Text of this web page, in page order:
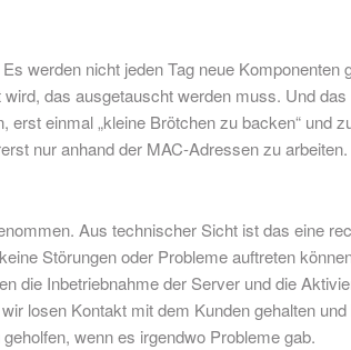
werden nicht jeden Tag neue
das ausgetauscht werden muss. Und
einmal „kleine Brötchen zu backen“
nur anhand der MAC-Adressen zu arbeiten.
Aus technischer Sicht ist das eine
Störungen oder Probleme auftreten
die Inbetriebnahme der Server und die
losen Kontakt mit dem Kunden gehalten
wenn es irgendwo Probleme gab.